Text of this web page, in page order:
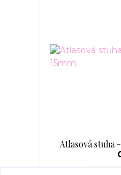
Atlasová stuha